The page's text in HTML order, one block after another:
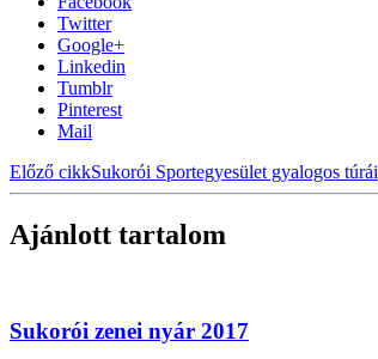
Twitter
Google+
Linkedin
Tumblr
Pinterest
Mail
Előző cikkSukorói Sportegyesület gyalogos túrái
Ajánlott tartalom
Sukorói zenei nyár 2017